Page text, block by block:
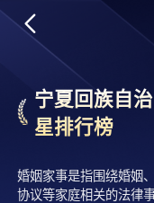
宁夏回族自
星排行榜
婚姻家事是指围绕婚姻
协议等家庭相关的法律